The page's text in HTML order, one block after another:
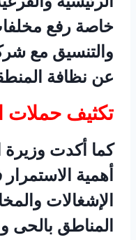
خاصة رفع
والتنسيق مع
عن نظافة
تكثيف حملات
كما أكدت وزيرة
أهمية
الإشغالات
المناطق